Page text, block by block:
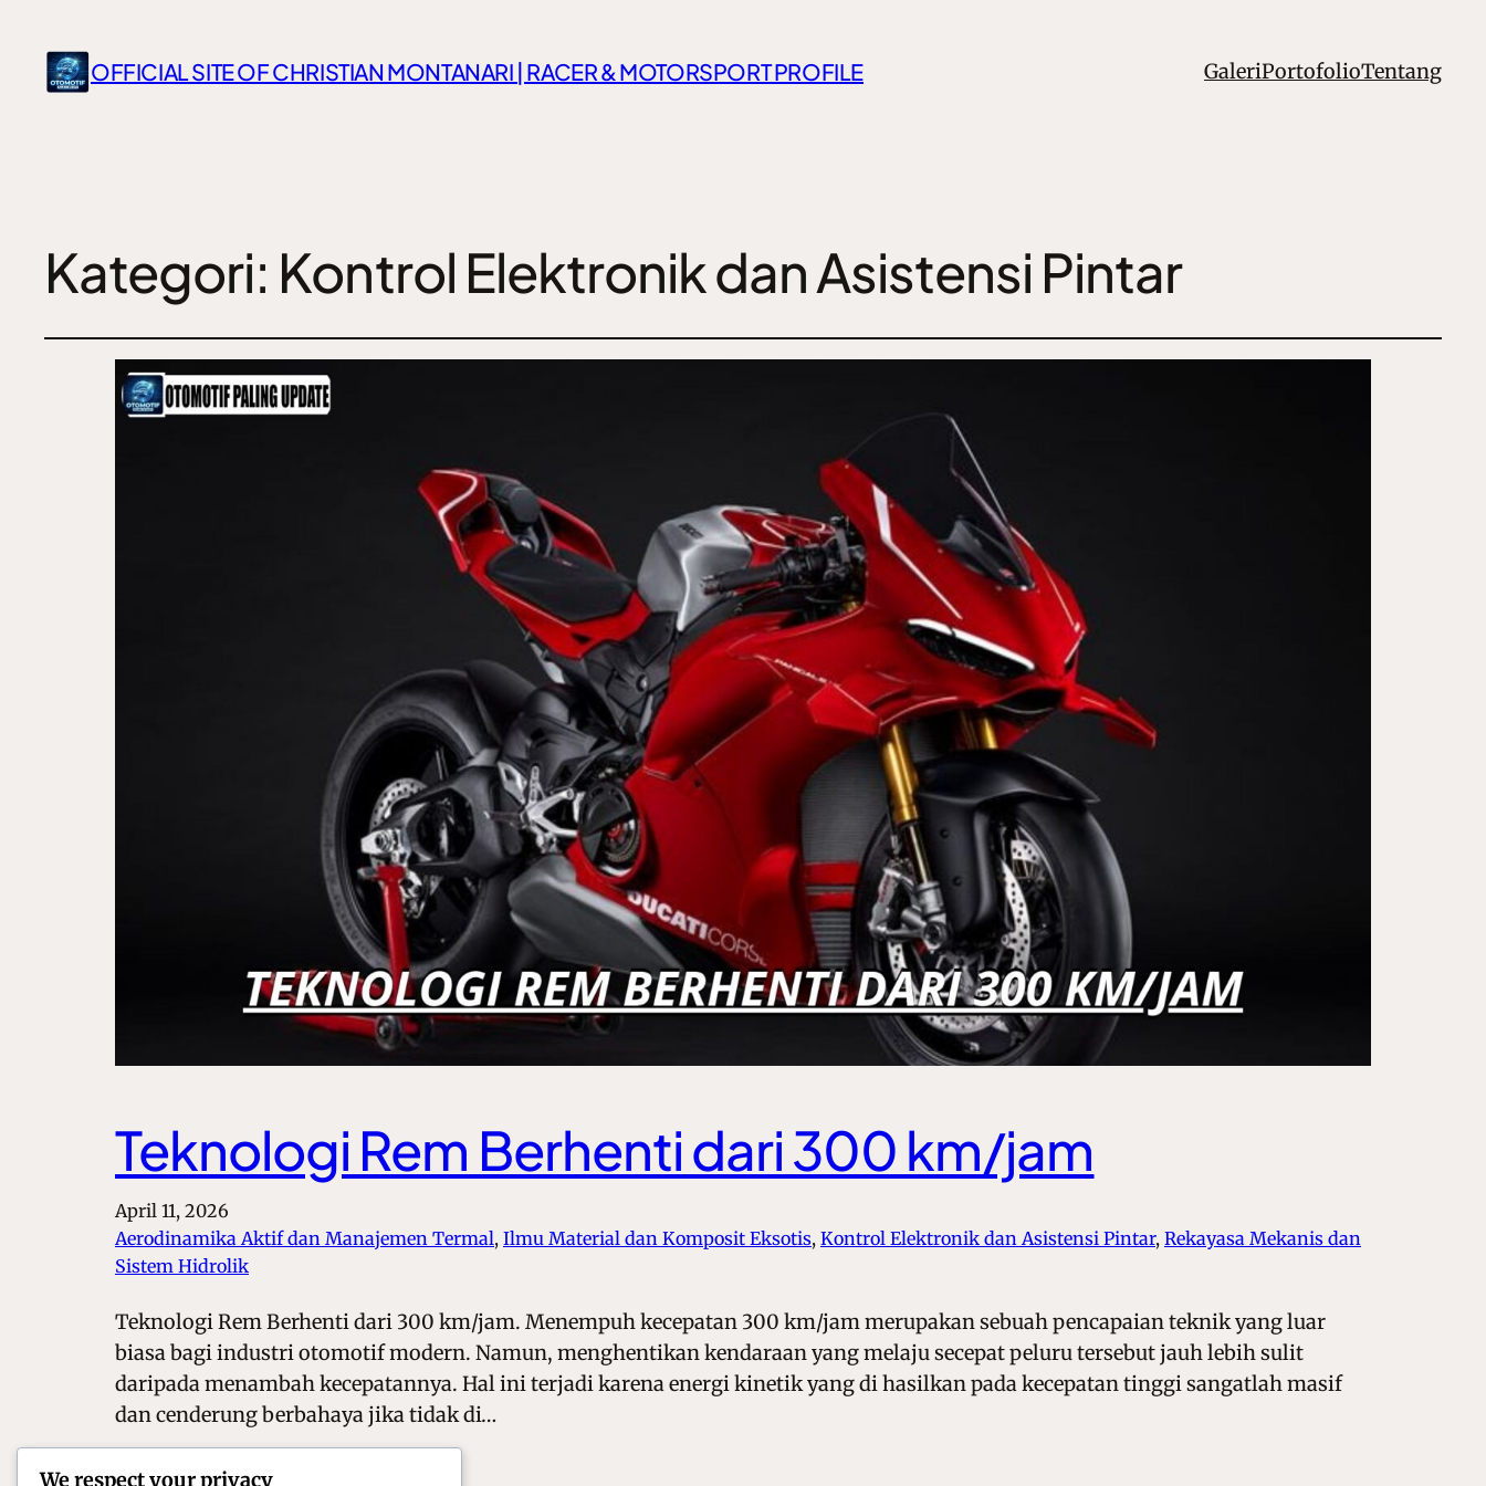
OFFICIAL SITE OF CHRISTIAN MONTANARI | RACER & MOTORSPORT PROFILE GaleriPortofolioTentang
Kategori: Kontrol Elektronik dan Asistensi Pintar
Teknologi Rem Berhenti dari 300 km/jam
April 11, 2026
Aerodinamika Aktif dan Manajemen Termal, Ilmu Material dan Komposit Eksotis, Kontrol Elektronik dan Asistensi Pintar, Rekayasa Mekanis dan
Sistem Hidrolik
Teknologi Rem Berhenti dari 300 km/jam. Menempuh kecepatan 300 km/jam merupakan sebuah pencapaian teknik yang luar
biasa bagi industri otomotif modern. Namun, menghentikan kendaraan yang melaju secepat peluru tersebut jauh lebih sulit
daripada menambah kecepatannya. Hal ini terjadi karena energi kinetik yang di hasilkan pada kecepatan tinggi sangatlah masif
dan cenderung berbahaya jika tidak di…
We respect your privacy